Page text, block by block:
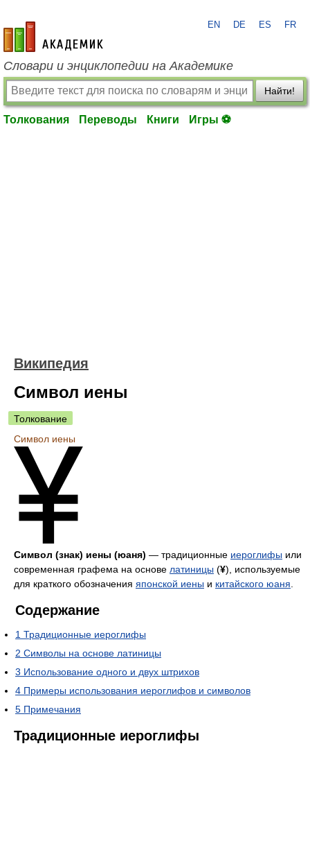
academic.ru
EN DE ES FR
Словари и энциклопедии на Академике
Найти!
Толкования Переводы Книги Игры ⚽
Википедия
Символ иены
Толкование
Символ иены
Символ (знак) иены (юаня) — традиционные иероглифы или
современная графема на основе латиницы (¥), используемые
для краткого обозначения японской иены и китайского юаня
Содержание
1 Традиционные иероглифы
2 Символы на основе латиницы
3 Использование одного и двух штрихов
4 Примеры использования иероглифов и символов
5 Примечания
Традиционные иероглифы